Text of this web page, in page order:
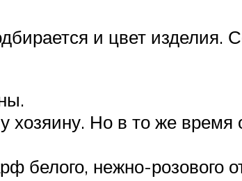
и цвет изделия.
Но в то же время
нежно-розового